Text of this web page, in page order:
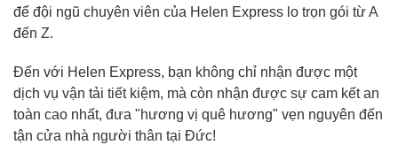
để đội ngũ chuyên viên của Helen Express lo trọn gói từ A
đến Z.
Đến với Helen Express, bạn không chỉ nhận được một
dịch vụ vận tải tiết kiệm, mà còn nhận được sự cam kết an
toàn cao nhất, đưa "hương vị quê hương" vẹn nguyên đến
tận cửa nhà người thân tại Đức!